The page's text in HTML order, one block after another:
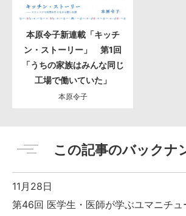
本原令子新連載「キッチ
ン・ストーリー」 第1回
「うちの家族はみんな同じ
工場で働いていた」
本原令子
この記事のバックナ
11月28日
第46回 医学生・医師が学ぶユマニチュ